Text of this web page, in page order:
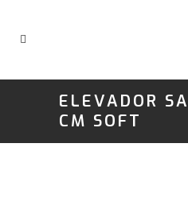
ELEVADOR
CM SOFT